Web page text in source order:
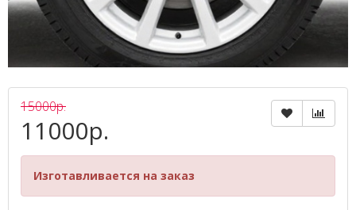
15000р.
11000р.
Изготавливается на заказ